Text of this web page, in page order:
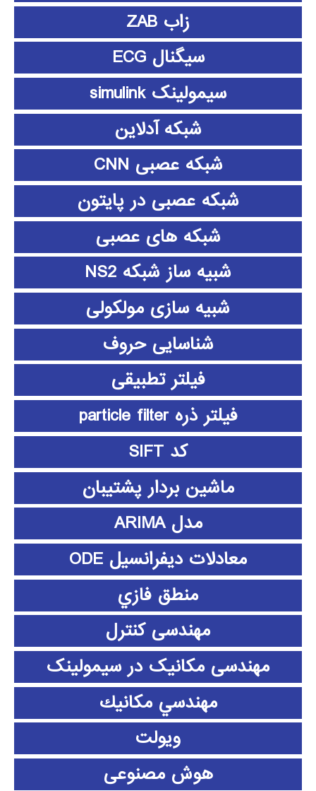
زاب ZAB
سیگنال ECG
سیمولینک simulink
شبکه آدلاین
شبکه عصبی CNN
شبکه عصبی در پایتون
شبکه های عصبی
شبیه ساز شبکه NS2
شبیه سازی مولکولی
شناسایی حروف
فیلتر تطبیقی
فیلتر ذره particle filter
کد SIFT
ماشین بردار پشتیبان
مدل ARIMA
معادلات دیفرانسیل ODE
منطق فازي
مهندسی کنترل
مهندسی مکانیک در سیمولینک
مهندسي مكانيك
ویولت
هوش مصنوعی